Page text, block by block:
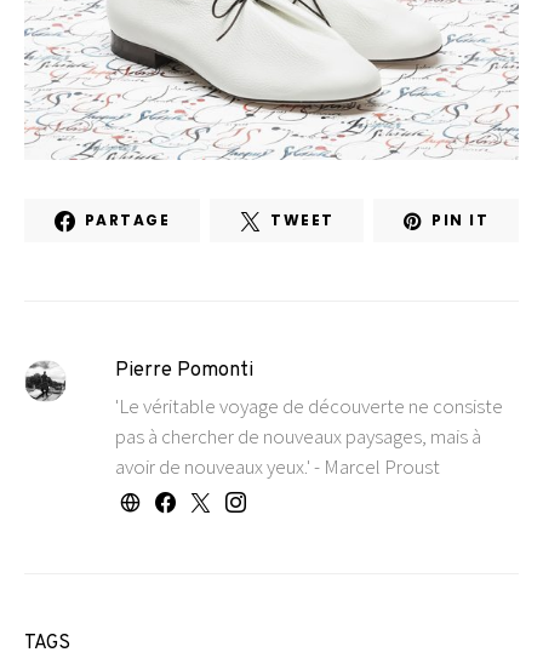
PARTAGE TWEET PIN IT
Pierre Pomonti
'Le véritable voyage de découverte ne consiste
pas à chercher de nouveaux paysages, mais à
avoir de nouveaux yeux.' - Marcel Proust
TAGS